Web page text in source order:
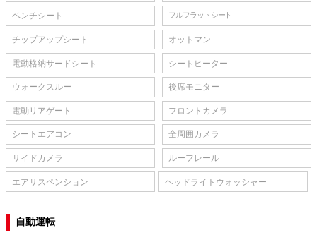
ベンチシート フルフラットシート
チップアップシート オットマン
電動格納サードシート シートヒーター
ウォークスルー 後席モニター
電動リアゲート フロントカメラ
シートエアコン 全周囲カメラ
サイドカメラ ルーフレール
エアサスペンション ヘッドライトウォッシャー
自動運転